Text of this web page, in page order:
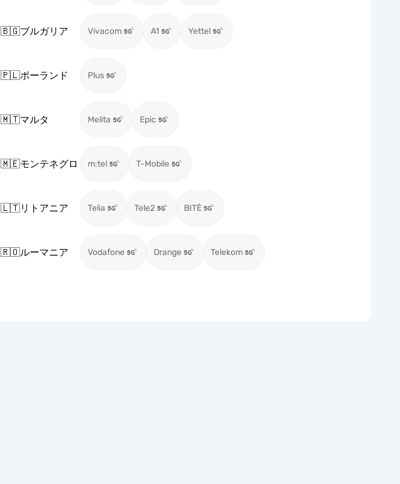
🇧🇬ブルガリア Vivacom A1 Yettel
🇵🇱ポーランド Plus
🇲🇹マルタ Melita Epic
🇲🇪モンテネグロ m:tel T-Mobile
🇱🇹リトアニア Telia Tele2 BITĖ
🇷🇴ルーマニア Vodafone Orange Telekom